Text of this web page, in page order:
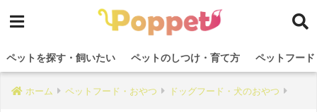
ペットを探す・飼いたい ペットのしつけ・育て方 ペットフー
ホーム ペットフード・おやつ ドッグフード・犬のおやつ